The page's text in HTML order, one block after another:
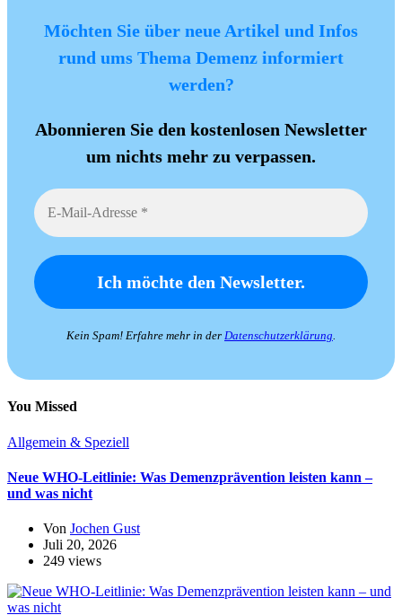
Möchten Sie über neue Artikel und Infos
rund ums Thema Demenz informiert
werden?
Abonnieren Sie den kostenlosen Newsletter
um nichts mehr zu verpassen.
Kein Spam! Erfahre mehr in der Datenschutzerklärung.
You Missed
Allgemein & Speziell
Neue WHO-Leitlinie: Was Demenzprävention leisten kann –
und was nicht
Von Jochen Gust
Juli 20, 2026
249 views